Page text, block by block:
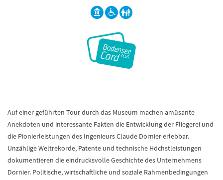
Auf einer geführten Tour durch das Museum machen amüsante
Anekdoten und interessante Fakten die Entwicklung der Fliegerei und
die Pionierleistungen des Ingenieurs Claude Dornier erlebbar.
Unzählige Weltrekorde, Patente und technische Höchstleistungen
dokumentieren die eindrucksvolle Geschichte des Unternehmens
Dornier. Politische, wirtschaftliche und soziale Rahmenbedingungen